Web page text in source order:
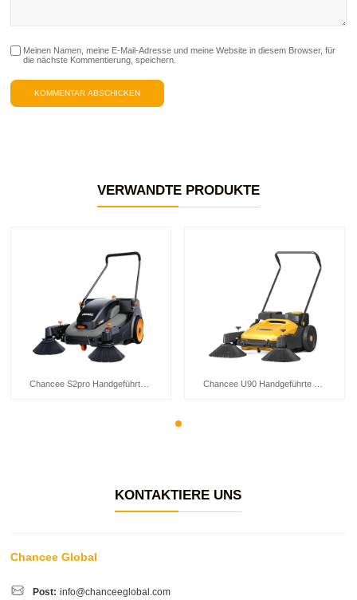
Meinen Namen, meine E-Mail-Adresse und meine Website in diesem Browser, für
die nächste Kommentierung, speichern.
VERWANDTE PRODUKTE
Chancee S2pro Handgeführte Bodenkehrmaschine
KONTAKTIERE UNS
Chancee Global
Post: info@chanceeglobal.com